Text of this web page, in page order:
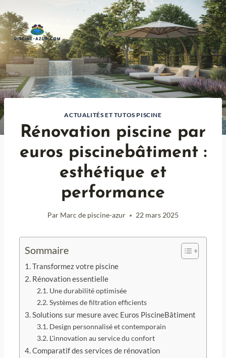
au
contenu
ACTUALITÉS ET TUTOS PISCINE
Rénovation piscine par
euros piscinebâtiment :
esthétique et
performance
Par Marc de piscine-azur 22 mars 2025
Sommaire
Transformez votre piscine
Rénovation essentielle
Une durabilité optimisée
Systèmes de filtration efficients
Solutions sur mesure avec Euros PiscineBâtiment
Design personnalisé et contemporain
L'innovation au service du confort
Comparatif des services de rénovation